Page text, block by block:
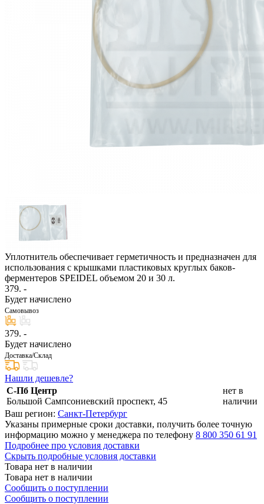
Уплотнитель обеспечивает герметичность и предназначен для
использования с крышками пластиковых круглых баков-
ферментеров SPEIDEL объемом 20 и 30 л.
379. -
Будет начислено
Самовывоз
379. -
Будет начислено
Доставка/Склад
Нашли дешевле?
С-Пб Центр
Большой Сампсониевский проспект, 45
нет в
наличии
Ваш регион: Санкт-Петербург
Указаны примерные сроки доставки, получить более точную
информацию можно у менеджера по телефону 8 800 350 61 91
Подробнее про условия доставки
Скрыть подробные условия доставки
Товара нет в наличии
Товара нет в наличии
Сообщить о поступлении
Сообщить о поступлении